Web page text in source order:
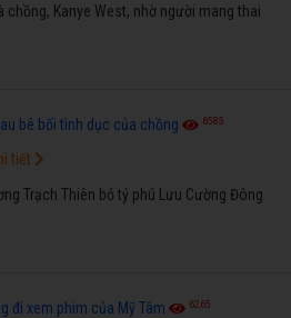
Kanye West, nhờ người mang thai
bê bối tình dục của chồng 6585
Trạch Thiên bỏ tỷ phú Lưu Cường Đông
tiết
đi xem phim của Mỹ Tâm 6265